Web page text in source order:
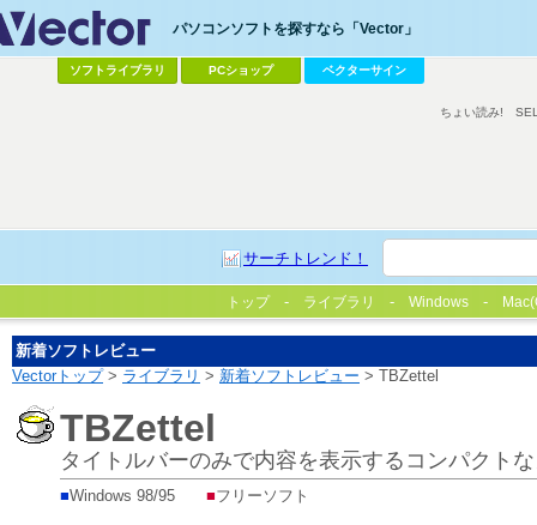
パソコンソフトを探すなら「Vector」
ソフトライブラリ PCショップ ベクターサイン
サーチトレンド！
ちょい読み!
トップ ライブラリ Windows
新着ソフトレビュー
Vectorトップ> ライブラリ > 新着ソフトレビュー > TBZettel
TBZettel
タイトルバーのみで内容を表示するコンパクト
■Windows 98/95 ■フリーソフト